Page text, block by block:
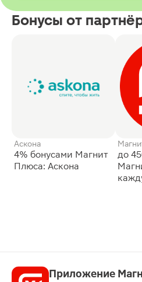
Бонусы от
Аскона
4% бонусами Магнит
Плюса: Аскона
до
Приложение